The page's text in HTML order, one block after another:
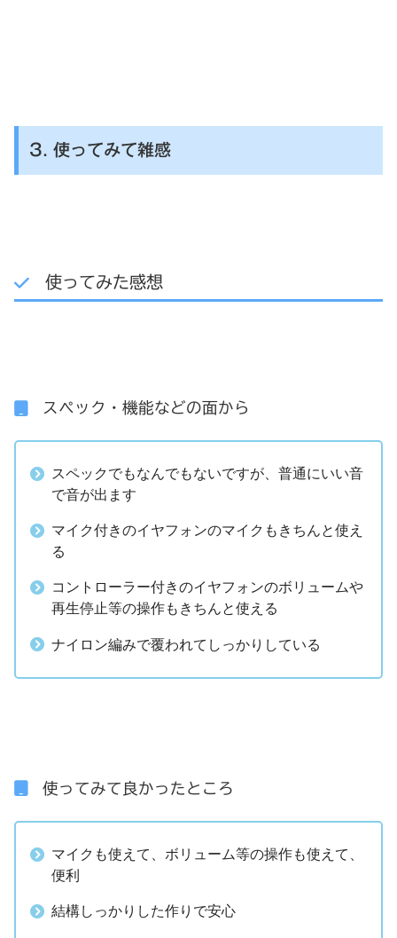
3. 使ってみて雑感
使ってみた感想
スペック・機能などの面から
スペックでもなんでもないですが、普通にいい音
で音が出ます
マイク付きのイヤフォンのマイクもきちんと使え
る
コントローラー付きのイヤフォンのボリュームや
再生停止等の操作もきちんと使える
ナイロン編みで覆われてしっかりしている
使ってみて良かったところ
マイクも使えて、ボリューム等の操作も使えて、
便利
結構しっかりした作りで安心